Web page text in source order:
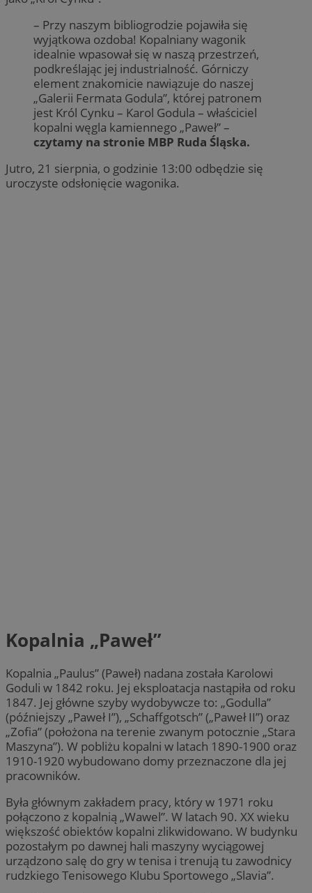
– Przy naszym bibliogrodzie pojawiła się
wyjątkowa ozdoba! Kopalniany wagonik
idealnie wpasował się w naszą przestrzeń,
podkreślając jej industrialność. Górniczy
element znakomicie nawiązuje do naszej
„Galerii Fermata Godula”, której patronem
jest Król Cynku – Karol Godula – właściciel
kopalni węgla kamiennego „Paweł” –
czytamy na stronie MBP Ruda Śląska.
Jutro, 21 sierpnia, o godzinie 13:00 odbędzie się
uroczyste odsłonięcie wagonika.
Kopalnia „Paweł”
Kopalnia „Paulus” (Paweł) nadana została Karolowi
Goduli w 1842 roku. Jej eksploatacja nastąpiła od roku
1847. Jej główne szyby wydobywcze to: „Godulla”
(późniejszy „Paweł I”), „Schaffgotsch” („Paweł II”) oraz
„Zofia” (położona na terenie zwanym potocznie „Stara
Maszyna”). W pobliżu kopalni w latach 1890-1900 oraz
1910-1920 wybudowano domy przeznaczone dla jej
pracowników.
Była głównym zakładem pracy, który w 1971 roku
połączono z kopalnią „Wawel”. W latach 90. XX wieku
większość obiektów kopalni zlikwidowano. W budynku
pozostałym po dawnej hali maszyny wyciągowej
urządzono salę do gry w tenisa i trenują tu zawodnicy
rudzkiego Tenisowego Klubu Sportowego „Slavia”.